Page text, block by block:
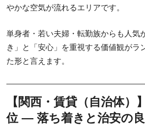
やかな空気が流れるエリアです。
単身者・若い夫婦・転勤族からも人気
き」と「安心」を重視する価値観がラ
た形と言えます。
【関西・賃貸（自治体）
位 ― 落ち着きと治安の